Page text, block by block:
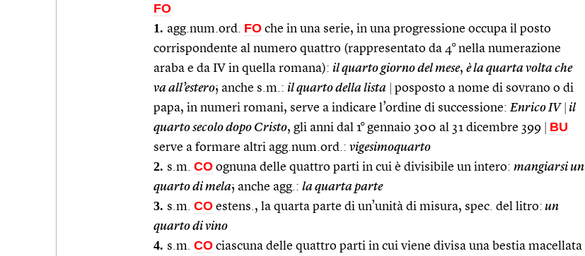
FO
1. agg.num.ord. FO che in una serie, in una progressione occupa il posto
corrispondente al numero quattro (rappresentato da 4° nella numerazione
araba e da IV in quella romana): il quarto giorno del mese, è la quarta volta che
va all’estero; anche s.m.: il quarto della lista
posposto a nome di sovrano o di
papa, in numeri romani, serve a indicare l’ordine di successione: Enrico IV
il
quarto secolo dopo Cristo, gli anni dal 1° gennaio 300 al 31 dicembre 399 BU
serve a formare altri agg.num.ord.: vigesimoquarto
2. s.m. CO ognuna delle quattro parti in cui è divisibile un intero: mangiarsi un
quarto di mela; anche agg.: la quarta parte
3. s.m. CO estens., la quarta parte di un’unità di misura, spec. del litro: un
quarto di vino
4. s.m. CO ciascuna delle quattro parti in cui viene divisa una bestia macellata